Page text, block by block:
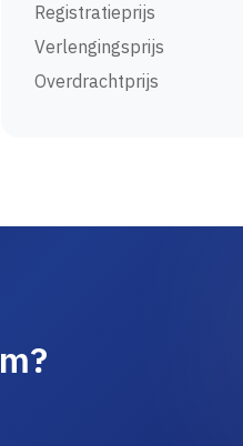
Registratieprijs
Verlengingsprijs
Overdrachtprijs